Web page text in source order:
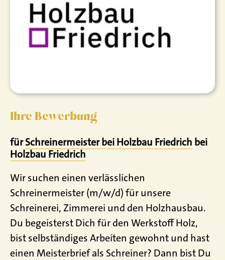
Ihre Bewerbung
fürSchreinermeister bei Holzbau Friedrich bei
Holzbau Friedrich
Wir suchen einen verlässlichen
Schreinermeister (m/w/d) für unsere
Schreinerei, Zimmerei und den Holzhausbau.
Du begeisterst Dich für den Werkstoff Holz,
bist selbständiges Arbeiten gewohnt und hast
einen Meisterbrief als Schreiner? Dann bist Du